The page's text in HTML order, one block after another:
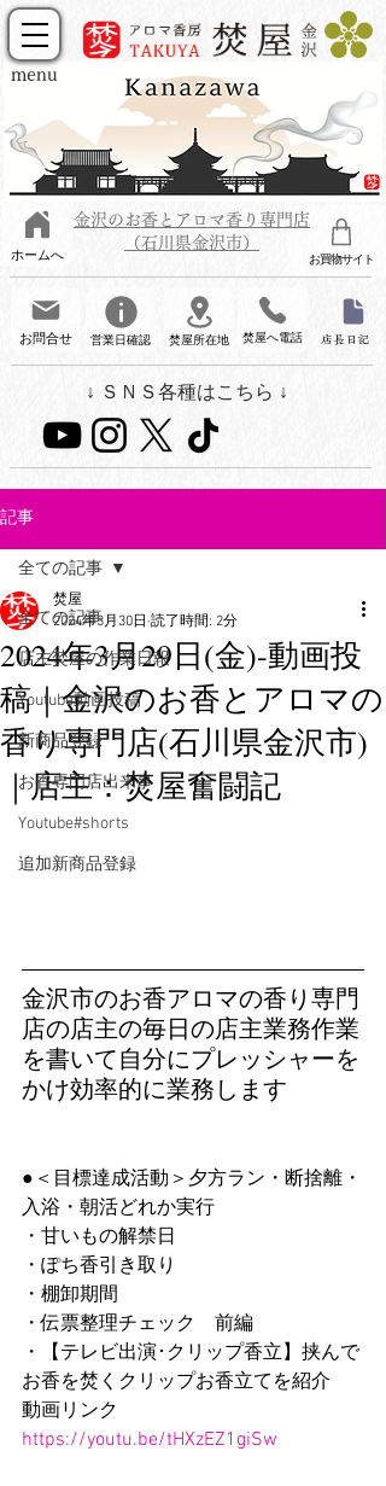
menu
ホームへ
焚屋所在地
営業日確認
お問合せ 焚屋へ電話
お買物サイト
↓ ＳＮＳ各種はこちら ↓
金沢のお香とアロマ香り専門店
（石川県金沢市）
店長日記
記事
全ての記事
店主焚屋の作業日報
Youtube動画投稿
新商品登録
お香専門店出来事
Youtube#shorts
追加新商品登録
全ての記事
2024年3月29日(金)-動画投
稿｜金沢のお香とアロマの
香り専門店(石川県金沢市)
｜店主：焚屋奮闘記
焚屋
2024年3月30日 読了時間: 2分
金沢市のお香アロマの香り専門
店の店主の毎日の店主業務作業
を書いて自分にプレッシャーを
かけ効率的に業務します
●＜目標達成活動＞夕方ラン・断捨離・
入浴・朝活どれか実行
・甘いもの解禁日
・ぽち香引き取り
・棚卸期間
・伝票整理チェック　前編
・【テレビ出演･クリップ香立】挟んで
お香を焚くクリップお香立てを紹介
動画リンク
https://youtu.be/tHXzEZ1giSw